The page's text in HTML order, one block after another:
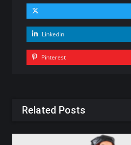
Linkedin
Pinterest
Related Posts